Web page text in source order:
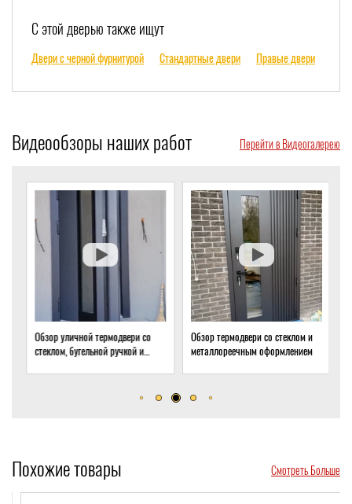
С этой дверью также ищут
Двери с черной фурнитурой Стандартные двери Правые двери
Видеообзоры наших работ Перейти в Видеогалерею
Обзор уличной термодвери со
стеклом, бугельной ручкой и
Обзор термодвери со стеклом и
металлореечным оформлением
Похожие товары Смотреть Больше